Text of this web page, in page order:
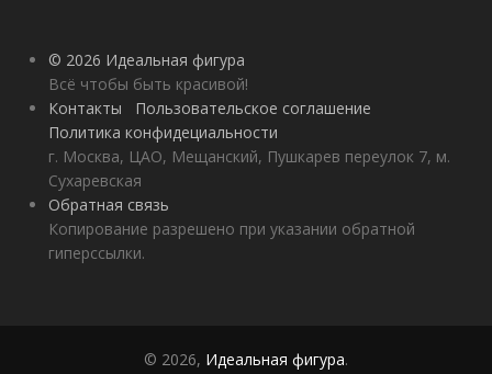
© 2026 Идеальная фигура
Всё чтобы быть красивой!
Контакты
Пользовательское соглашение
Политика конфидециальности
г. Москва, ЦАО, Мещанский, Пушкарев переулок 7, м.
Сухаревская
Обратная связь
Копирование разрешено при указании обратной
гиперссылки.
© 2026, Идеальная фигура.